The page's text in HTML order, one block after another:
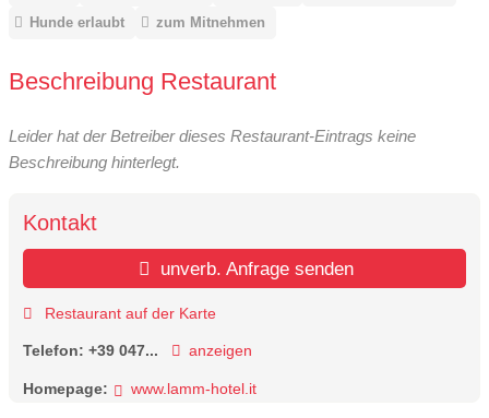
Hunde erlaubt
zum Mitnehmen
Beschreibung Restaurant
Leider hat der Betreiber dieses Restaurant-Eintrags keine
Beschreibung hinterlegt.
Kontakt
unverb. Anfrage senden
Restaurant auf der Karte
Telefon: +39 047... anzeigen
Homepage: www.lamm-hotel.it